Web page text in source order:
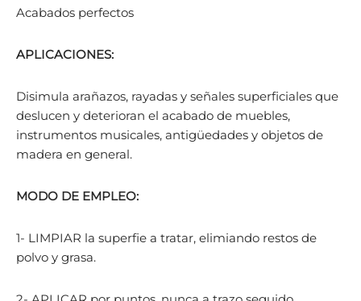
Acabados perfectos
APLICACIONES:
Disimula arañazos, rayadas y señales superficiales que
deslucen y deterioran el acabado de muebles,
instrumentos musicales, antigüedades y objetos de
madera en general.
MODO DE EMPLEO:
1- LIMPIAR la superfie a tratar, elimiando restos de
polvo y grasa.